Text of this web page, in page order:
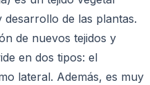
de las plantas.
de nuevos tejidos y
en dos tipos: el
lateral. Además, es muy